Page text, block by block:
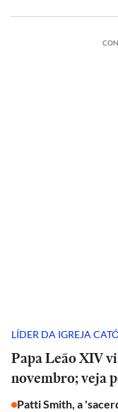
LÍDER DA IGREJA
Papa Leão XIV
novembro; veja
Patti Smith, a